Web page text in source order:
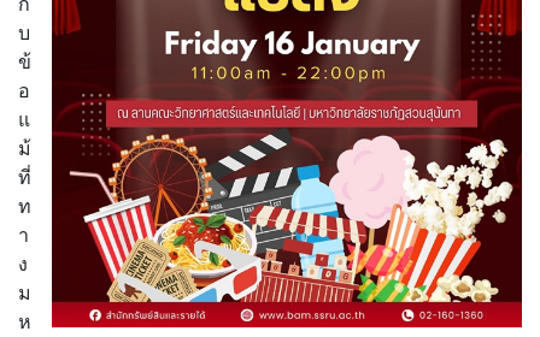
กั
บ
ข้
อ
แ
ม้
ที่
ท
า
ง
ม
ห